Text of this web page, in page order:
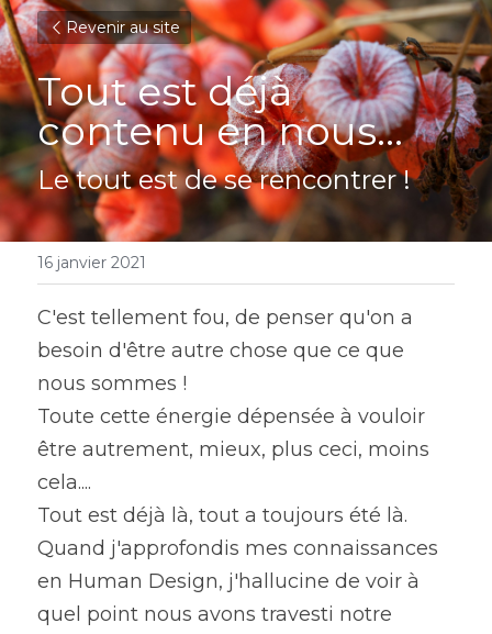
Revenir au site
Tout est déjà
contenu en nous...
Le tout est de se rencontrer !
16 janvier 2021
C'est tellement fou, de penser qu'on a
besoin d'être autre chose que ce que
nous sommes !
Toute cette énergie dépensée à vouloir
être autrement, mieux, plus ceci, moins
cela....
Tout est déjà là, tout a toujours été là.
Quand j'approfondis mes connaissances
en Human Design, j'hallucine de voir à
quel point nous avons travesti notre